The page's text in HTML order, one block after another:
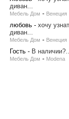
диван...
Мебель Дом - Венеция
любовь - хочу
диван...
Мебель Дом - Венеция
Гость - В наличии?...
Мебель Дом - Modena